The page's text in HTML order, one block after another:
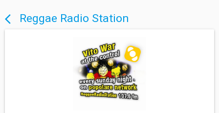
arrow_back_ios Reggae Radio Station